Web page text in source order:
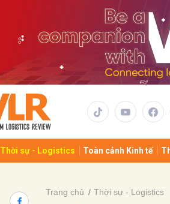
Thời sự - Logistics Toàn cảnh Kinh tế
Trang chủ Thời sự - Logistics